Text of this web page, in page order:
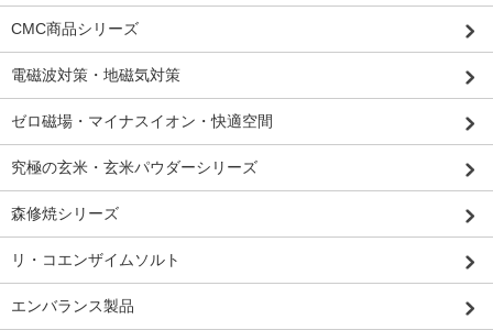
CMC商品シリーズ
電磁波対策・地磁気対策
ゼロ磁場・マイナスイオン・快適空間
究極の玄米・玄米パウダーシリーズ
森修焼シリーズ
リ・コエンザイムソルト
エンバランス製品